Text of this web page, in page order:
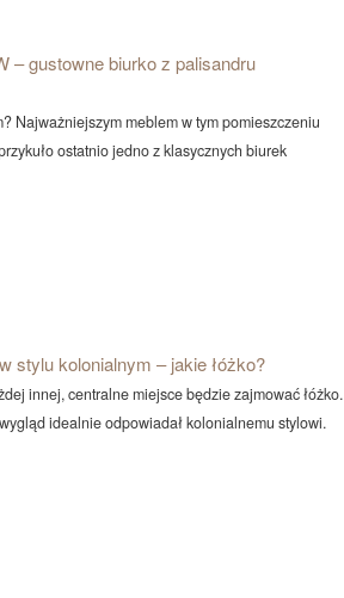
– gustowne biurko z palisandru
Najważniejszym meblem w tym pomieszczeniu
ostatnio jedno z klasycznych biurek
stylu kolonialnym – jakie łóżko?
innej, centralne miejsce będzie zajmować łóżko.
idealnie odpowiadał kolonialnemu stylowi.